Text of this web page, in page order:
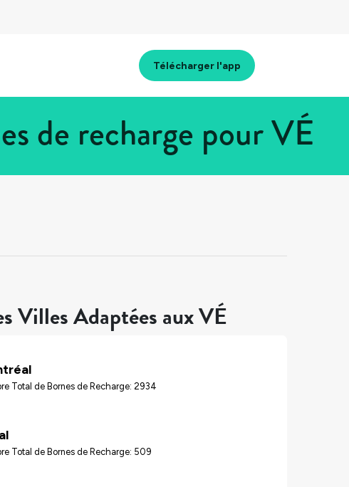
Télécharger l'app
de recharge pour VÉ
Villes Adaptées aux VÉ
Total de Bornes de Recharge: 2934
Total de Bornes de Recharge: 509